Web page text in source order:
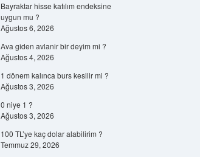
Bayraktar hisse katılım endeksine
uygun mu ?
Ağustos 6, 2026
Ava giden avlanir bir deyim mi ?
Ağustos 4, 2026
1 dönem kalınca burs kesilir mi ?
Ağustos 3, 2026
0 niye 1 ?
Ağustos 3, 2026
100 TL’ye kaç dolar alabilirim ?
Temmuz 29, 2026